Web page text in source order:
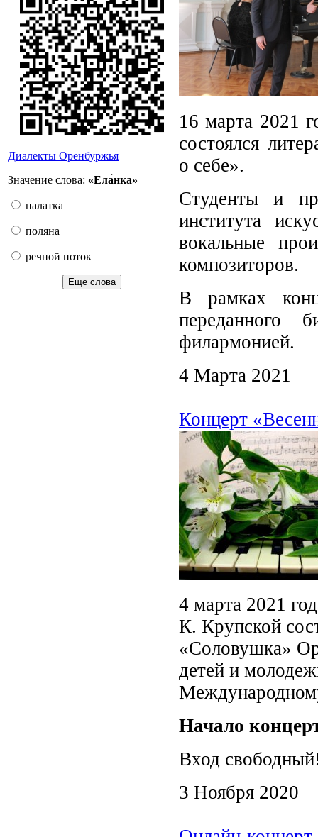
Диалекты Оренбуржья
Значение слова: «Ела́нка»
палатка
поляна
речной поток
Еще слова
16 марта 2021
состоялся
о себе».
Студенты и
института
вокальные
композиторов.
В рамках
переданного
филармонией.
4 Марта 2021
Концерт
4 марта 2021
К. Крупской
«Соловушка»
детей и
Начало
Вход
3 Ноября 2020